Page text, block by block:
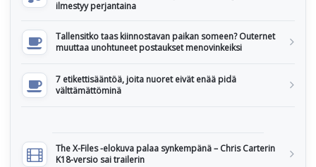
ilmestyy perjantaina
Tallensitko taas kiinnostavan paikan someen? Outernet
muuttaa unohtuneet postaukset menovinkeiksi
7 etikettisääntöä, joita nuoret eivät enää pidä
välttämättöminä
The X-Files -elokuva palaa synkempänä – Chris Carterin
K18-versio sai trailerin